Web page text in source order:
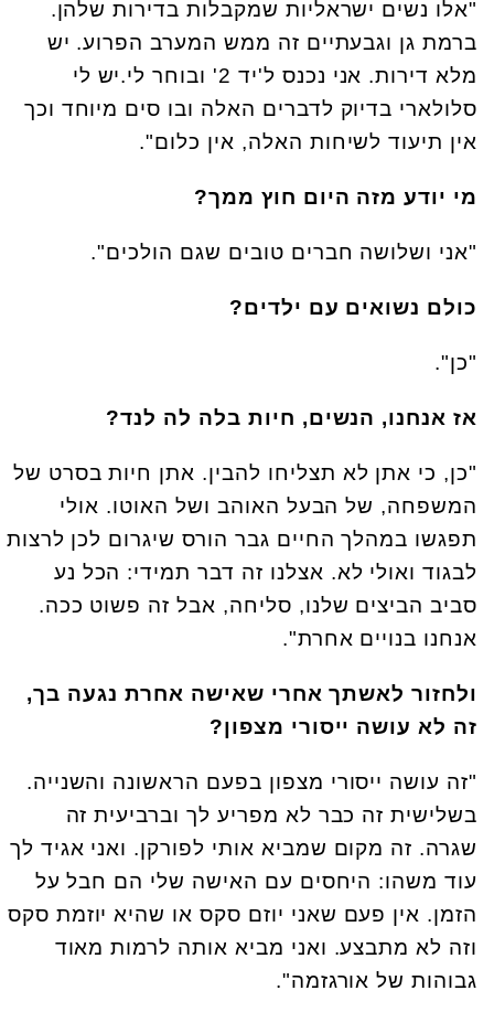
"אלו נשים ישראליות שמקבלות בדירות שלהן.
ברמת גן וגבעתיים זה ממש המערב הפרוע. יש
מלא דירות. אני נכנס ל'יד 2' ובוחר לי.יש לי
סלולארי בדיוק לדברים האלה ובו סים מיוחד וכך
אין תיעוד לשיחות האלה, אין כלום".
מי יודע מזה היום חוץ ממך?
"אני ושלושה חברים טובים שגם הולכים".
כולם נשואים עם ילדים?
"כן".
אז אנחנו, הנשים, חיות בלה לה לנד?
"כן, כי אתן לא תצליחו להבין. אתן חיות בסרט של
המשפחה, של הבעל האוהב ושל האוטו. אולי
תפגשו במהלך החיים גבר הורס שיגרום לכן לרצות
לבגוד ואולי לא. אצלנו זה דבר תמידי: הכל נע
סביב הביצים שלנו, סליחה, אבל זה פשוט ככה.
אנחנו בנויים אחרת".
ולחזור לאשתך אחרי שאישה אחרת נגעה בך,
זה לא עושה ייסורי מצפון?
"זה עושה ייסורי מצפון בפעם הראשונה והשנייה.
בשלישית זה כבר לא מפריע לך וברביעית זה
שגרה. זה מקום שמביא אותי לפורקן. ואני אגיד לך
עוד משהו: היחסים עם האישה שלי הם חבל על
הזמן. אין פעם שאני יוזם סקס או שהיא יוזמת סקס
וזה לא מתבצע. ואני מביא אותה לרמות מאוד
גבוהות של אורגזמה".